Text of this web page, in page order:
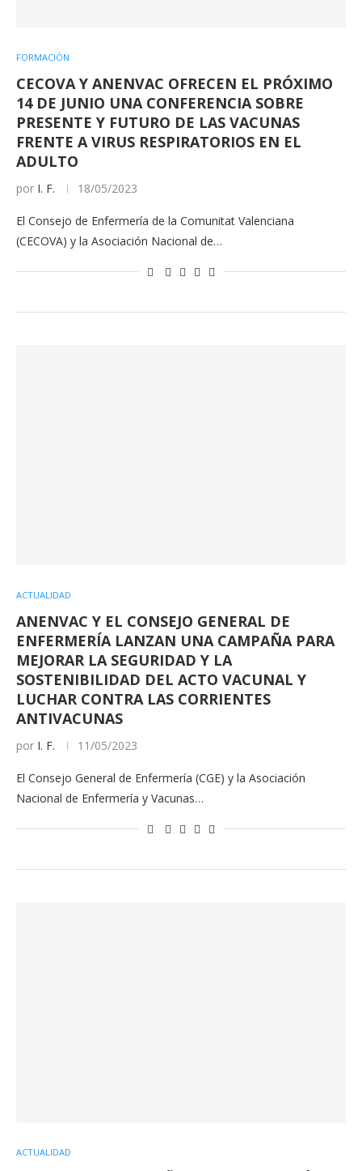
FORMACIÓN
CECOVA Y ANENVAC OFRECEN EL PRÓXIMO
14 DE JUNIO UNA CONFERENCIA SOBRE
PRESENTE Y FUTURO DE LAS VACUNAS
FRENTE A VIRUS RESPIRATORIOS EN EL
ADULTO
por I. F. 18/05/2023
El Consejo de Enfermería de la Comunitat Valenciana
(CECOVA) y la Asociación Nacional de…
ACTUALIDAD
ANENVAC Y EL CONSEJO GENERAL DE
ENFERMERÍA LANZAN UNA CAMPAÑA PARA
MEJORAR LA SEGURIDAD Y LA
SOSTENIBILIDAD DEL ACTO VACUNAL Y
LUCHAR CONTRA LAS CORRIENTES
ANTIVACUNAS
por I. F. 11/05/2023
El Consejo General de Enfermería (CGE) y la Asociación
Nacional de Enfermería y Vacunas…
ACTUALIDAD